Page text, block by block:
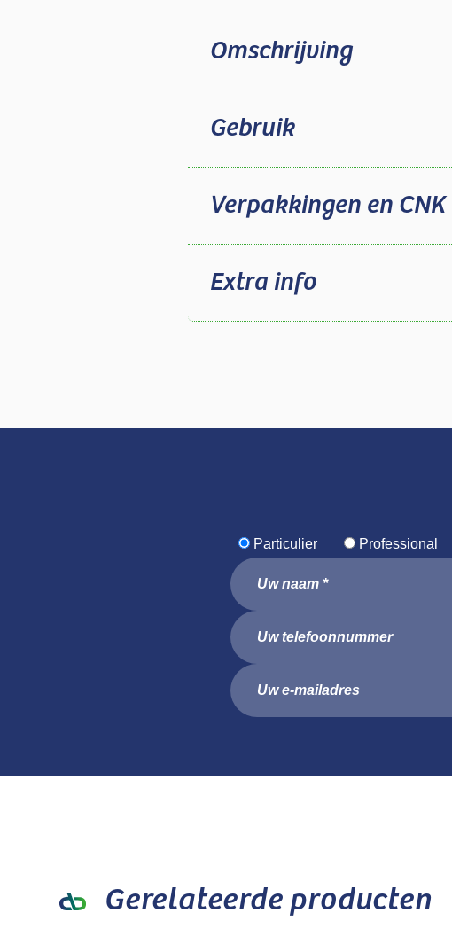
Omschrijving
Gebruik
Verpakkingen en CNK
Extra info
Particulier Professional
Gerelateerde producten